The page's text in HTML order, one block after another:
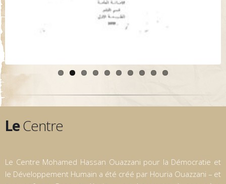
Le Centre
le Développement Humain a été créé par Houria Ouazzani – et
ses enfants Sana et Yanis – en hommage à son père